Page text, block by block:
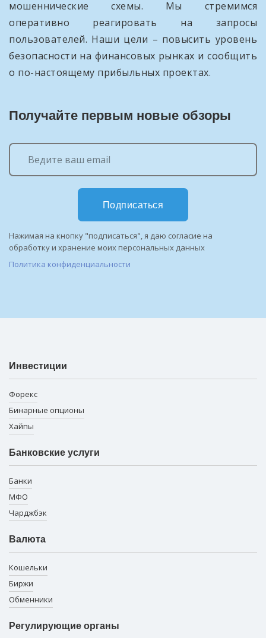
мошеннические схемы. Мы стремимся
оперативно реагировать на запросы
пользователей. Наши цели – повысить уровень
безопасности на финансовых рынках и сообщить
о по-настоящему прибыльных проектах.
Получайте первым новые обзоры
Подписаться
Нажимая на кнопку "подписаться", я даю согласие на
обработку и хранение моих персональных данных
Политика конфиденциальности
Инвестиции
Форекс
Бинарные опционы
Хайпы
Банковские услуги
Банки
МФО
Чарджбэк
Валюта
Кошельки
Биржи
Обменники
Регулирующие органы